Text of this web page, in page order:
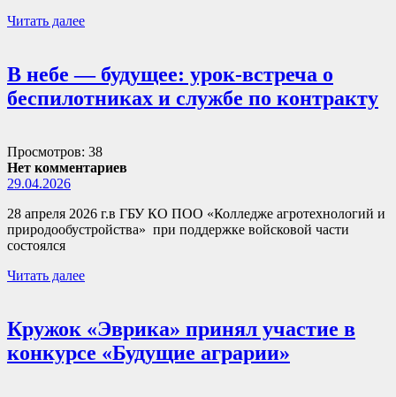
Читать далее
В небе — будущее: урок-встреча о
беспилотниках и службе по контракту
Просмотров: 38
Нет комментариев
29.04.2026
28 апреля 2026 г.в ГБУ КО ПОО «Колледже агротехнологий и
природообустройства» при поддержке войсковой части
состоялся
Читать далее
Кружок «Эврика» принял участие в
конкурсе «Будущие аграрии»